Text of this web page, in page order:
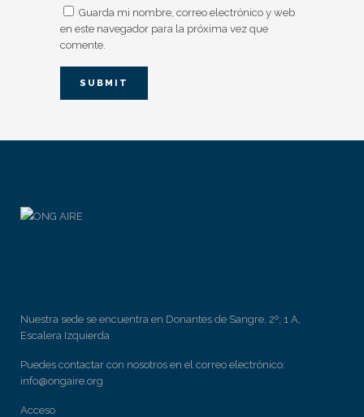
Guarda mi nombre, correo electrónico y web
en este navegador para la próxima vez que
comente.
Nuestra sede se encuentra en Donantes de Sangre, 2º, 1 A,
Escalera Izquierda
Puedes contactar con nosotros en el correo electrónico:
info@ongaire.org
Acceso